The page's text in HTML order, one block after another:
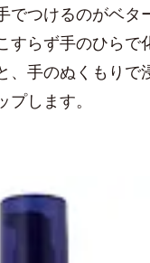
でつけるのがベタ
すらず手のひらで
、手のぬくもりで
します。